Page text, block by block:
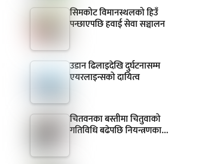
सिमकोट विमानस्थलको हिउँ
पन्छाएपछि हवाई सेवा सञ्चालन
उडान ढिलाइदेखि दुर्घटनासम्म
एयरलाइन्सको दायित्व
चितवनका बस्तीमा चितुवाको
गतिविधि बढेपछि नियन्त्रणका…